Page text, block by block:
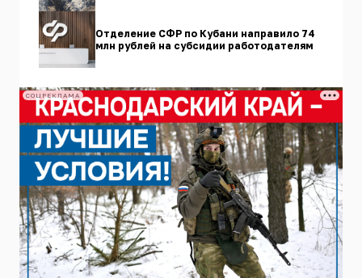
Отделение СФР по Кубани направило 74
млн рублей на субсидии работодателям
СОЦРЕКЛАМА